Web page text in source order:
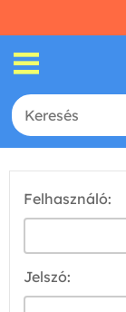
Felhasználó:
Jelszó: